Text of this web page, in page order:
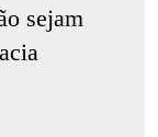
sejam